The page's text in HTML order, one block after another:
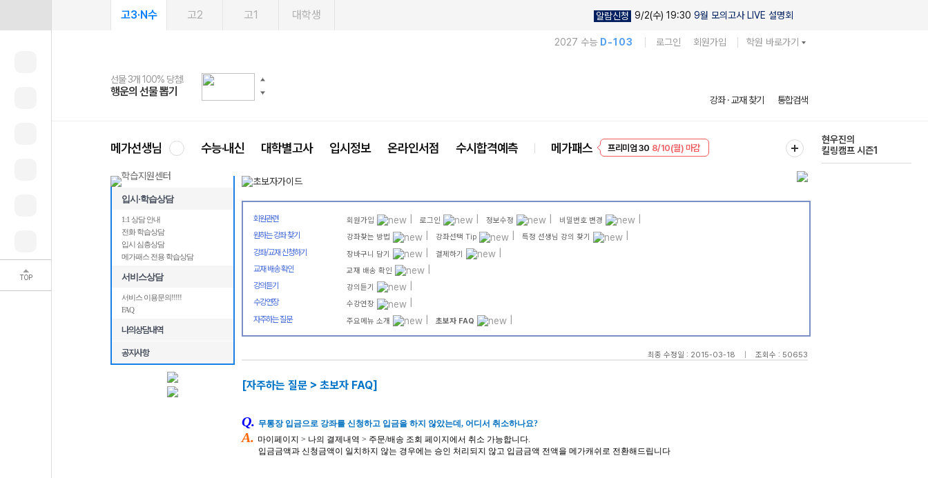
TOP
고3·N수 고2 고1 대학생 알람신청 9/2(수) 19:30 9월 모의고사 LIVE 설명회
2027 수능 D-103 로그인 회원가입 학원 바로가기
선물 3개 100% 당첨!
행운의 선물 뽑기
선물 100% 증정!
메가스터디 X 올리브
여름방학 스터디 캐시백
메가런 썸머스쿨
2027 러셀 단과
강사 공개선발
스마트러닝앱
설문 EVENT
메가패스
3일 무료 체험권
메가패스 수강생 무료혜택!
메가클럽 멤버십
사회공헌 캠페인
희망이룸 메가나눔
강좌 · 교재 찾기 통합검색
메가선생님 수능·내신 대학별고사 입시정보 온라인서점 수시합격예측 메가패스 프리미엄 30 8/10(월) 마감
다채로운 난도
실전 모의고사
입시·학습상담
1:1 상담 안내
전화 학습상담
입시 심층상담
메가패스 전용 학습상담
서비스상담
서비스 이용문의!!!!!
FAQ
나의상담내역
공지사항
회원관련 회원가입 로그인 정보수정 비밀번호 변경
원하는 강좌 찾기 강좌찾는 방법 강좌선택 Tip 특정 선생님 강의 찾기
강좌/교재 신청하기 장바구니 담기 결제하기
교재 배송 확인 교재 배송 확인
강의듣기 강의듣기
수강연장 수강연장
자주하는 질문 주요메뉴 소개 초보자 FAQ
최종 수정일 : 2015-03-18 조회수 : 50653
[자주하는 질문 > 초보자 FAQ]
Q. 무통장 입금으로 강좌를 신청하고 입금을 하지 않았는데 , 어디서 취소하나요?
A. 마이페이지 > 나의 결제내역 > 주문/배송 조회 페이지에서 취소 가능합니다.
입금금액과 신청금액이 일치하지 않는 경우에는 승인 처리되지 않고 입금금액 전액을 메가캐쉬로 전환해드립니다